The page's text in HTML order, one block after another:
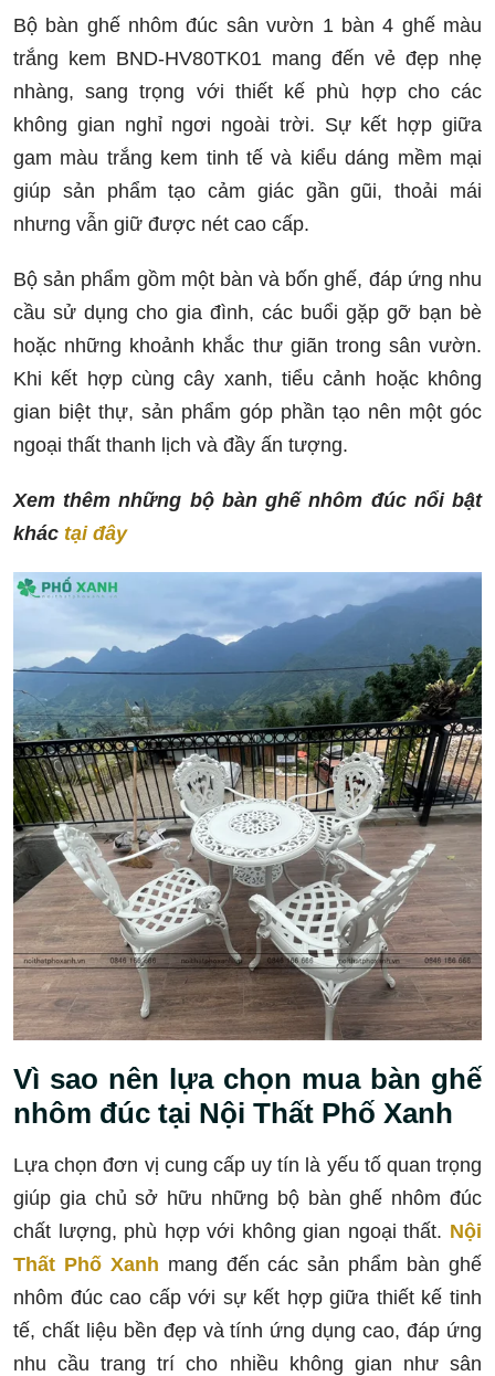
Bộ bàn ghế nhôm đúc sân vườn 1 bàn 4 ghế màu
trắng kem BND-HV80TK01 mang đến vẻ đẹp nhẹ
nhàng, sang trọng với thiết kế phù hợp cho các
không gian nghỉ ngơi ngoài trời. Sự kết hợp giữa
gam màu trắng kem tinh tế và kiểu dáng mềm mại
giúp sản phẩm tạo cảm giác gần gũi, thoải mái
nhưng vẫn giữ được nét cao cấp.
Bộ sản phẩm gồm một bàn và bốn ghế, đáp ứng nhu
cầu sử dụng cho gia đình, các buổi gặp gỡ bạn bè
hoặc những khoảnh khắc thư giãn trong sân vườn.
Khi kết hợp cùng cây xanh, tiểu cảnh hoặc không
gian biệt thự, sản phẩm góp phần tạo nên một góc
ngoại thất thanh lịch và đầy ấn tượng.
Xem thêm những bộ bàn ghế nhôm đúc nổi bật
khác tại đây
Vì sao nên lựa chọn mua bàn ghế
nhôm đúc tại Nội Thất Phố Xanh
Lựa chọn đơn vị cung cấp uy tín là yếu tố quan trọng
giúp gia chủ sở hữu những bộ bàn ghế nhôm đúc
chất lượng, phù hợp với không gian ngoại thất. Nội
Thất Phố Xanh mang đến các sản phẩm bàn ghế
nhôm đúc cao cấp với sự kết hợp giữa thiết kế tinh
tế, chất liệu bền đẹp và tính ứng dụng cao, đáp ứng
nhu cầu trang trí cho nhiều không gian như sân